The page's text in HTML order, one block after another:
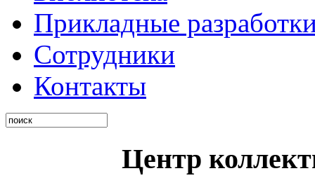
Прикладные
Сотрудники
Контакты
Центр